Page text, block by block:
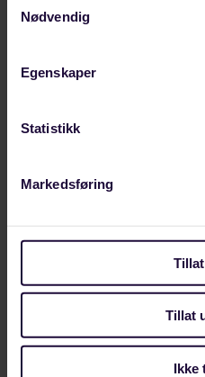
Nødvendig
Egenskaper
Statistikk
Markedsføring
Tillat
Ikke
AUGUST 08, 2026
Forbundet Styrke deltar
med på.